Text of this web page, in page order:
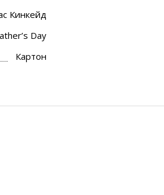
Кинкейд
Day
Картон